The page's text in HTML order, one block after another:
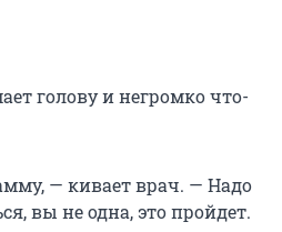
голову и негромко что-
— кивает врач. — Надо
вы не одна, это пройдет.